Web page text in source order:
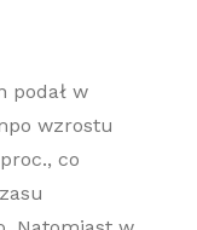
podał w
wzrostu
co